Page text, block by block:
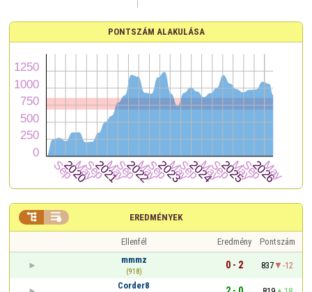
PONTSZÁM ALAKULÁSA
EREDMÉNYEK
 
Ellenfél Eredmény
Pontszám
mmmz
(918)
0 - 2 837
-12
Corder8